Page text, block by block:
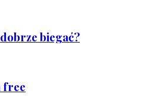
biegać?
free